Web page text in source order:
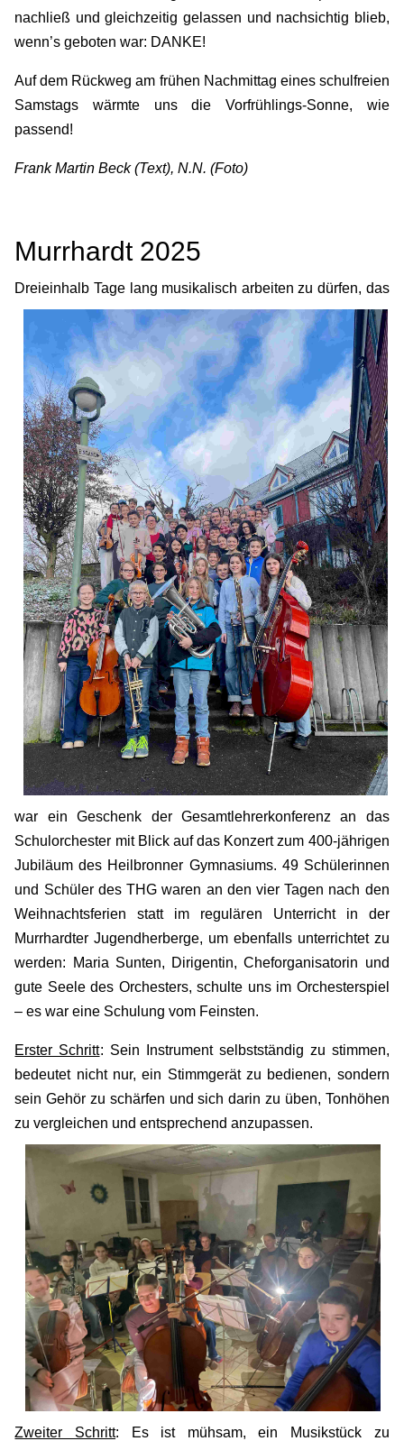
nachließ und gleichzeitig gelassen und nachsichtig blieb,
wenn’s geboten war: DANKE!
Auf dem Rückweg am frühen Nachmittag eines schulfreien
Samstags wärmte uns die Vorfrühlings-Sonne, wie
passend!
Frank Martin Beck (Text), N.N. (Foto)
Murrhardt 2025
Dreieinhalb Tage lang musikalisch arbeiten zu dürfen, das
war ein Geschenk der Gesamtlehrerkonferenz an das
Schulorchester mit Blick auf das Konzert zum 400-jährigen
Jubiläum des Heilbronner Gymnasiums. 49 Schülerinnen
und Schüler des THG waren an den vier Tagen nach den
Weihnachtsferien statt im regulären Unterricht in der
Murrhardter Jugendherberge, um ebenfalls unterrichtet zu
werden: Maria Sunten, Dirigentin, Cheforganisatorin und
gute Seele des Orchesters, schulte uns im Orchesterspiel
– es war eine Schulung vom Feinsten.
Erster Schritt: Sein Instrument selbstständig zu stimmen,
bedeutet nicht nur, ein Stimmgerät zu bedienen, sondern
sein Gehör zu schärfen und sich darin zu üben, Tonhöhen
zu vergleichen und entsprechend anzupassen.
Zweiter Schritt: Es ist mühsam, ein Musikstück zu